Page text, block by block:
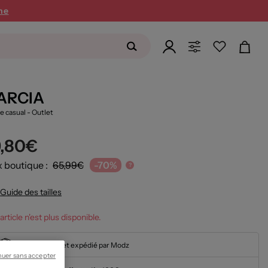
casual - Outlet
boutique : 65,99€ -70% ?
Guide des tailles
n'est plus disponible.
En stock et expédié par Modz
sans accepter